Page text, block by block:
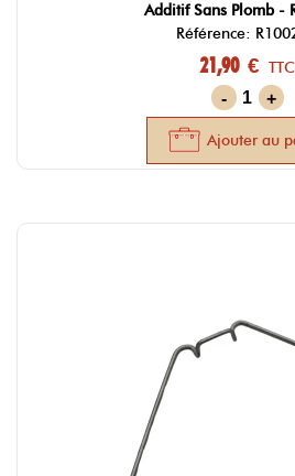
Additif Sans Plomb -
Référence:
21,90 € TTC
-
+
Ajouter au